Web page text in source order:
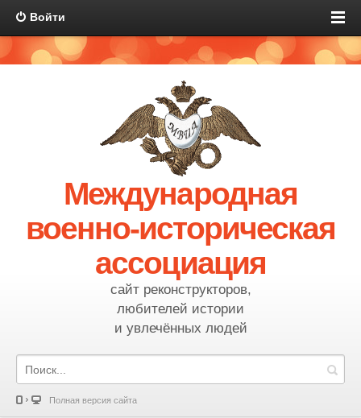
Войти
Международная
военно-историческая
ассоциация
сайт реконструкторов,
любителей истории
и увлечённых людей
Полная версия сайта